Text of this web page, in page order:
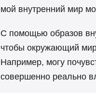
мой внутренний мир
С помощью образов
чтобы окружающий
Например, могу
совершенно реально